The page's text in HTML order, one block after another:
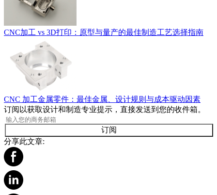
CNC加工 vs 3D打印：原型与量产的最佳制造工艺选择指南
CNC 加工金属零件：最佳金属、设计规则与成本驱动因素
订阅以获取设计和制造专业提示，直接发送到您的收件箱。
订阅
分享此文章: